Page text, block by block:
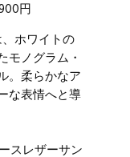
円
、ホワイトの
モノグラム・
。柔らかなア
な表情へと導
スレザーサン